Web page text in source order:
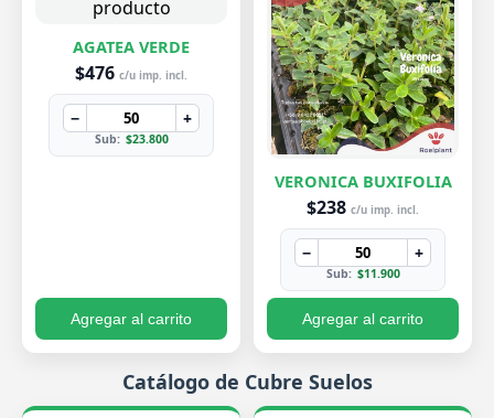
AGATEA VERDE
$476 c/u imp. incl.
− +
Sub: $23.800
Agregar al carrito
VERONICA BUXIFOLIA
$238 c/u imp. incl.
− +
Sub: $11.900
Agregar al carrito
Catálogo de Cubre Suelos